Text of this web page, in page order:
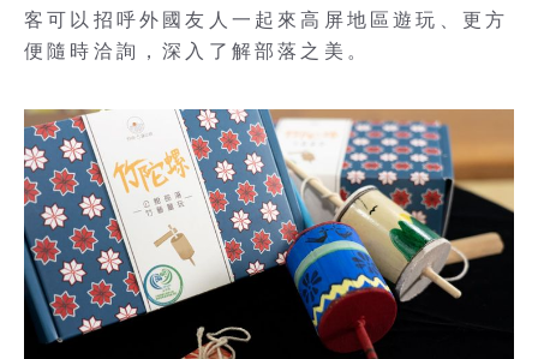
客可以招呼外國友人一起來高屏地區遊玩、更方
便隨時洽詢，深入了解部落之美。